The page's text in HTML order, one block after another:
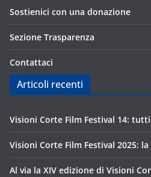
Sostienici con una donazione
Sezione Trasparenza
Contattaci
Articoli recenti
Visioni Corte Film Festival 14:
Visioni Corte Film Festival 2025:
Al via la XIV edizione di Visioni